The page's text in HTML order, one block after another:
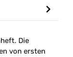
Die
von ersten